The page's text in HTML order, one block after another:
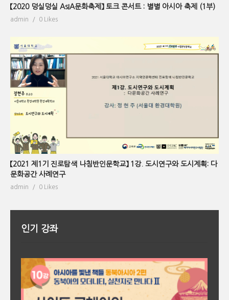
【2020 덩실덩실 AsIA문화축제】 토크 콘서트 : 별별 아시아 축제 (1부)
admin 0 Likes
【2021 제1기 진로탐색 나침반인문학교】 1강. 도시연구와 도시계획: 다
문화공간 사례연구
admin 0 Likes
인기 강좌